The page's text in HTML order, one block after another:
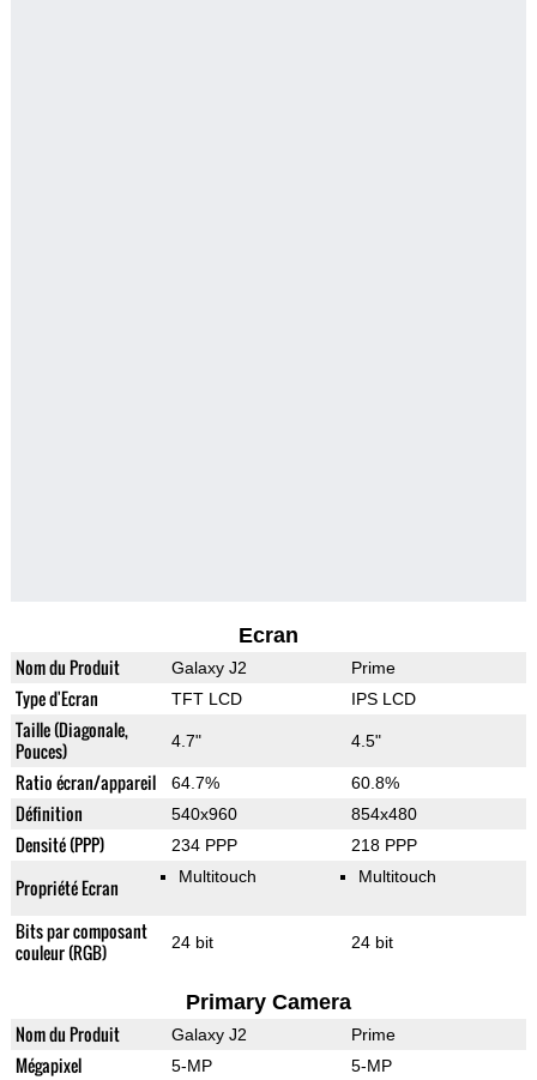
Ecran
Nom du Produit Galaxy J2 Prime
Type d'Ecran TFT LCD IPS LCD
Taille (Diagonale,
Pouces)
4.7" 4.5"
Ratio écran/appareil 64.7% 60.8%
Définition 540x960 854x480
Densité (PPP) 234 PPP 218 PPP
Propriété Ecran Multitouch Multitouch
Bits par composant
couleur (RGB)
24 bit 24 bit
Primary Camera
Nom du Produit Galaxy J2 Prime
Mégapixel 5-MP 5-MP